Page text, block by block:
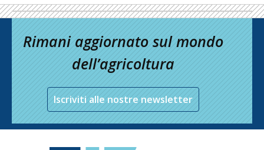
Rimani aggiornato sul mondo
dell’agricoltura
Iscriviti alle nostre newsletter